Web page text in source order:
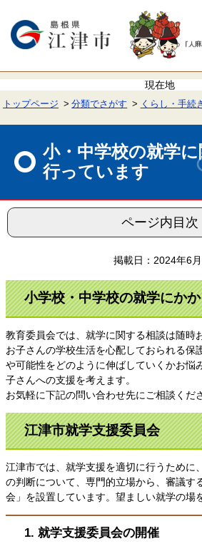
で
ば
本トップページ 分類でさがす くらし・手続
小・中学校の就学
行っています
ページ内目次
掲載日：2024年6
小学校・中学校の就学にか
教育委員会では、就学に関する相談は随時
お子さんの学校生活を心配しておられる保
や可能性をどのように伸ばしていくかお悩
子さんへの支援を考えます。
お気軽に下記の問い合わせ先にご相談くだ
江津市就学支援委員会
江津市では、就学支援を適切に行うために
の判断について、専門的立場から、審議す
会」を設置しています。望ましい就学の場
1. 就学支援委員会の開催